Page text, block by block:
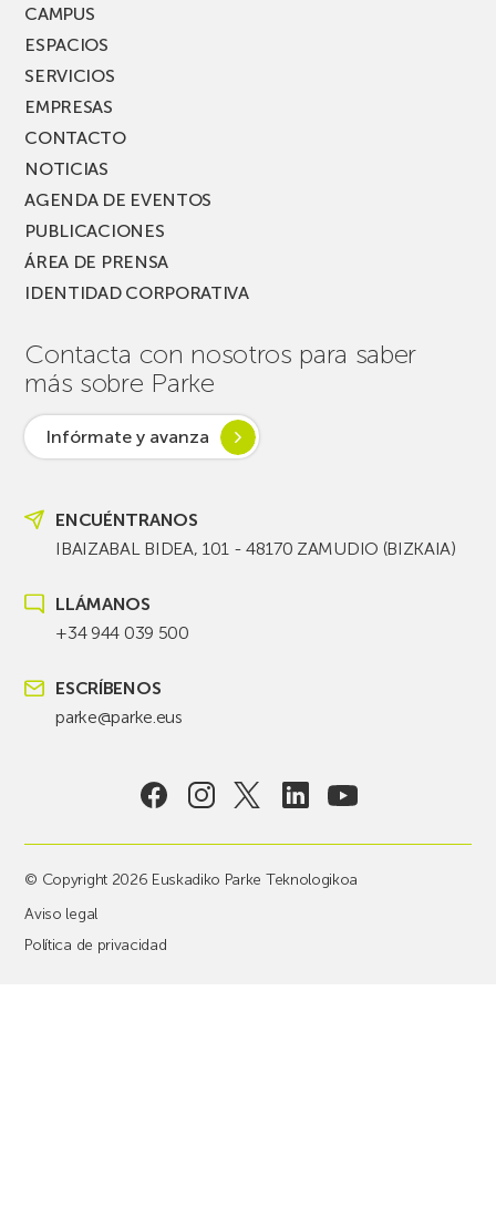
CAMPUS
ESPACIOS
SERVICIOS
EMPRESAS
CONTACTO
NOTICIAS
AGENDA DE EVENTOS
PUBLICACIONES
ÁREA DE PRENSA
IDENTIDAD CORPORATIVA
Contacta con nosotros para saber
más sobre Parke
Infórmate y avanza
ENCUÉNTRANOS
IBAIZABAL BIDEA, 101 - 48170 ZAMUDIO (BIZKAIA)
LLÁMANOS
+34 944 039 500
ESCRÍBENOS
parke@parke.eus
© Copyright 2026 Euskadiko Parke Teknologikoa
Aviso legal
Política de privacidad